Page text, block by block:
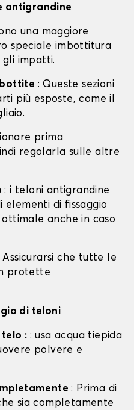
antigrandine
una maggiore
speciale imbottitura
impatti.
: Queste sezioni
più esposte, come il
prima
regolarla sulle altre
: i teloni antigrandine
elementi di fissaggio
anche in caso
Assicurarsi che tutte le
protette
di teloni
telo : : usa acqua tiepida
polvere e
: Prima di
sia completamente